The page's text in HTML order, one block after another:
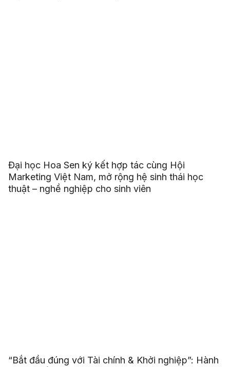
Đại học Hoa Sen ký kết hợp tác cùng Hội
Marketing Việt Nam, mở rộng hệ sinh thái học
thuật – nghề nghiệp cho sinh viên
“Bắt đầu đúng với Tài chính & Khởi nghiệp”: Hành